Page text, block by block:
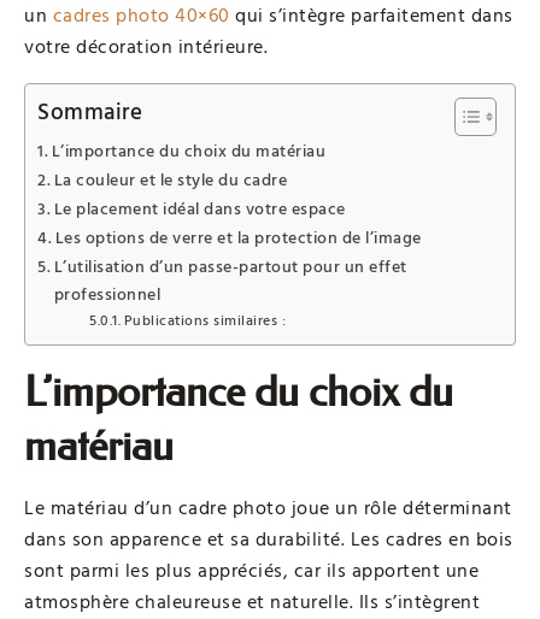
un cadres photo 40×60 qui s’intègre parfaitement dans
votre décoration intérieure.
Sommaire
L’importance du choix du matériau
La couleur et le style du cadre
Le placement idéal dans votre espace
Les options de verre et la protection de l’image
L’utilisation d’un passe-partout pour un effet
professionnel
Publications similaires :
L’importance du choix du
matériau
Le matériau d’un cadre photo joue un rôle déterminant
dans son apparence et sa durabilité. Les cadres en bois
sont parmi les plus appréciés, car ils apportent une
atmosphère chaleureuse et naturelle. Ils s’intègrent